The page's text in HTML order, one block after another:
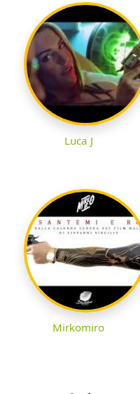
Luca J
Mirkomiro